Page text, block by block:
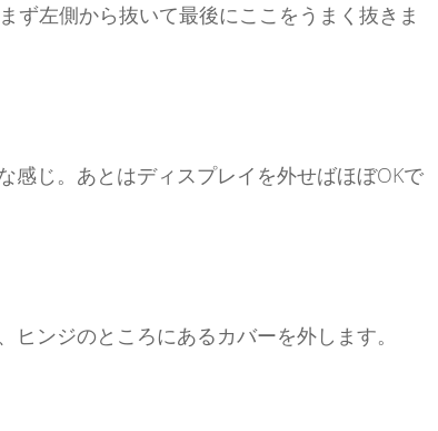
ず左側から抜いて最後にここをうまく抜きま
感じ。あとはディスプレイを外せばほぼOKで
ンジのところにあるカバーを外します。